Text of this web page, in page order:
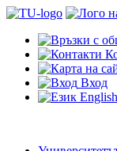
Вход
English